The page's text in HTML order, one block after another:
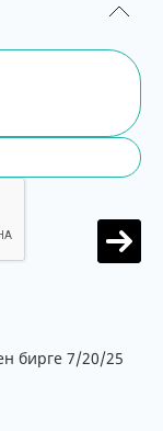
бирге 7/20/25